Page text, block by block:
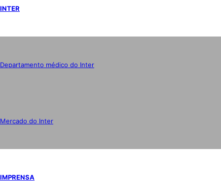
INTER
Departamento médico do Inter
Mercado do Inter
IMPRENSA